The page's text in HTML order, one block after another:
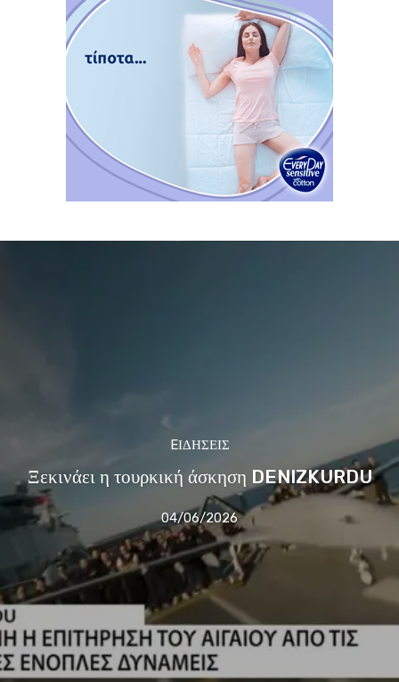
EΙΔΗΣΕΙΣ
Ξεκινάει η τουρκική άσκηση DENIZKURDU
04/06/2026